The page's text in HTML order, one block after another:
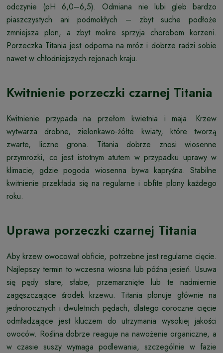
odczynie (pH 6,0–6,5). Odmiana nie lubi gleb bardzo
piaszczystych ani podmokłych – zbyt suche podłoże
zmniejsza plon, a zbyt mokre sprzyja chorobom korzeni.
Porzeczka Titania jest odporna na mróz i dobrze radzi sobie
nawet w chłodniejszych rejonach kraju.
Kwitnienie porzeczki czarnej Titania
Kwitnienie przypada na przełom kwietnia i maja. Krzew
wytwarza drobne, zielonkawo-żółte kwiaty, które tworzą
zwarte, liczne grona. Titania dobrze znosi wiosenne
przymrozki, co jest istotnym atutem w przypadku uprawy w
klimacie, gdzie pogoda wiosenna bywa kapryśna. Stabilne
kwitnienie przekłada się na regularne i obfite plony każdego
roku.
Uprawa porzeczki czarnej Titania
Aby krzew owocował obficie, potrzebne jest regularne cięcie.
Najlepszy termin to wczesna wiosna lub późna jesień. Usuwa
się pędy stare, słabe, przemarznięte lub te nadmiernie
zagęszczające środek krzewu. Titania plonuje głównie na
jednorocznych i dwuletnich pędach, dlatego coroczne cięcie
odmładzające jest kluczem do utrzymania wysokiej jakości
owoców. Roślina dobrze reaguje na nawożenie organiczne, a
w czasie suszy wymaga podlewania, szczególnie w fazie